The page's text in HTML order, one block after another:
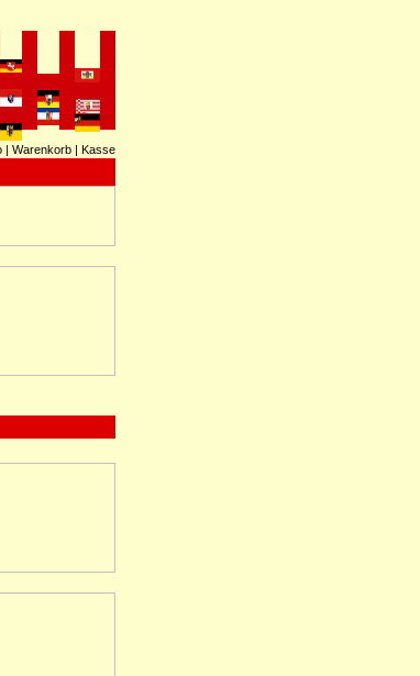
| Warenkorb | Kasse